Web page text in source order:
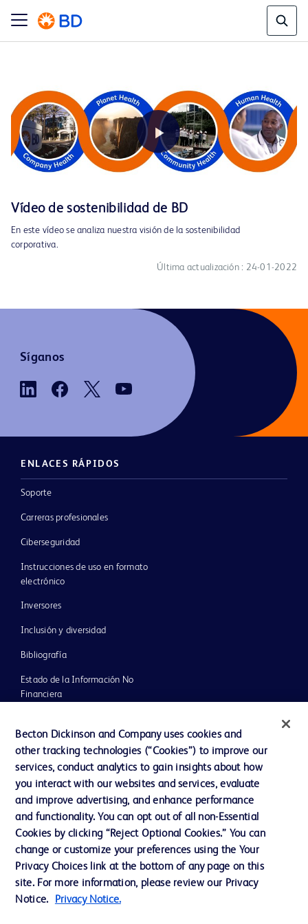
Play
Video
Vídeo de sostenibilidad de BD
En este vídeo se analiza nuestra visión de la sostenibilidad
corporativa.
Última actualización : 24-01-2022
Síganos
ENLACES RÁPIDOS
Soporte
Carreras profesionales
Ciberseguridad
Instrucciones de uso en formato
electrónico
Inversores
Inclusión y diversidad
Bibliografía
Estado de la Información No
Financiera
Ética y cumplimiento
Contacto
Preferencias de cookies
Privacidad
Becton Dickinson and Company uses cookies and
other tracking technologies (“Cookies”) to improve our
services, conduct analytics to gain insights about how
you interact with our websites and services, evaluate
and improve advertising, and enhance performance
and functionality. You can opt out of all non-Essential
Cookies by clicking “Reject Optional Cookies.” You can
change or customize your preferences using the Your
Privacy Choices link at the bottom of any page on this
site. For more information, please review our Privacy
Notice.
Privacy Notice.